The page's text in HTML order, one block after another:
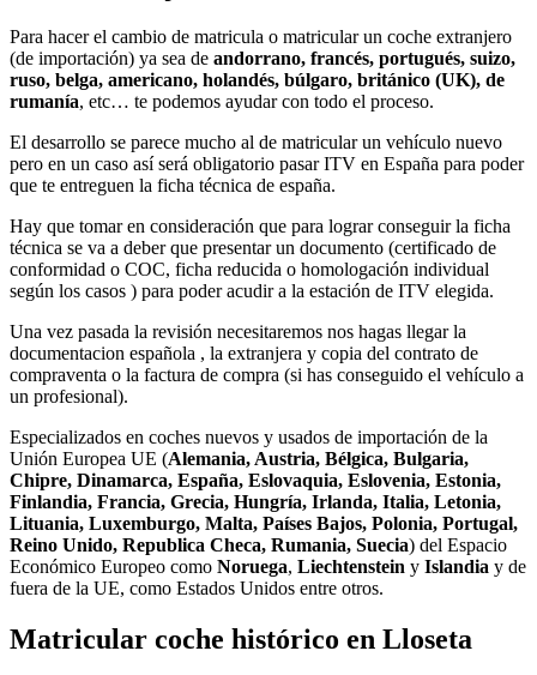
Para hacer el cambio de matricula o matricular un coche extranjero
(de importación) ya sea de andorrano, francés, portugués, suizo,
ruso, belga, americano, holandés, búlgaro, británico (UK), de
rumanía, etc… te podemos ayudar con todo el proceso.
El desarrollo se parece mucho al de matricular un vehículo nuevo
pero en un caso así será obligatorio pasar ITV en España para poder
que te entreguen la ficha técnica de españa.
Hay que tomar en consideración que para lograr conseguir la ficha
técnica se va a deber que presentar un documento (certificado de
conformidad o COC, ficha reducida o homologación individual
según los casos ) para poder acudir a la estación de ITV elegida.
Una vez pasada la revisión necesitaremos nos hagas llegar la
documentacion española , la extranjera y copia del contrato de
compraventa o la factura de compra (si has conseguido el vehículo a
un profesional).
Especializados en coches nuevos y usados de importación de la
Unión Europea UE (Alemania, Austria, Bélgica, Bulgaria,
Chipre, Dinamarca, España, Eslovaquia, Eslovenia, Estonia,
Finlandia, Francia, Grecia, Hungría, Irlanda, Italia, Letonia,
Lituania, Luxemburgo, Malta, Países Bajos, Polonia, Portugal,
Reino Unido, Republica Checa, Rumania, Suecia) del Espacio
Económico Europeo como Noruega, Liechtenstein y Islandia y de
fuera de la UE, como Estados Unidos entre otros.
Matricular coche histórico en Lloseta